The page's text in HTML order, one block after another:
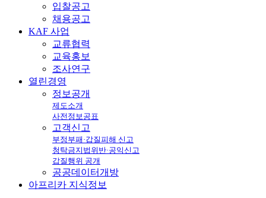
입찰공고
채용공고
KAF 사업
교류협력
교육홍보
조사연구
열린경영
정보공개
제도소개
사전정보공표
고객신고
부정부패·갑질피해 신고
청탁금지법위반·공익신고
갑질행위 공개
공공데이터개방
아프리카 지식정보